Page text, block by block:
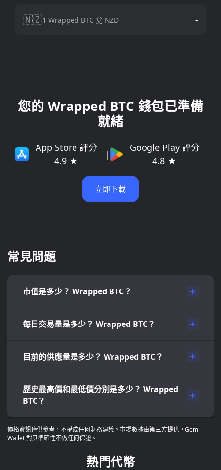
🇳🇿1 Wrapped BTC 兌 NZD -
您的 Wrapped BTC 錢包已準備
就緒
App Store 評分
4.9 ★
|
Google Play 評分
4.8 ★
立即下載
常見問題
市值是多少？ Wrapped BTC？
每日交易量是多少？ Wrapped BTC？
目前的供應量是多少？ Wrapped BTC？
歷史最高價和最低價分別是多少？ Wrapped
BTC？
價格資訊僅供參考，不構成任何財務建議。市場數據由第三方提供，Gem
Wallet 對其準確性不做任何保證。
熱門代幣